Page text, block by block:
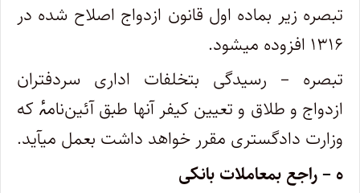
تبصره زیر بماده اول قانون ازدواج اصلاح شده در
۱۳۱۶ افزوده میشود.
تبصره – رسیدگی بتخلفات اداری سردفتران
ازدواج و طلاق و تعیین کیفر آنها طبق آئین‌نامۂ که
وزارت دادگستری مقرر خواهد داشت بعمل ‌میآید.
ه – راجع بمعاملات بانکی